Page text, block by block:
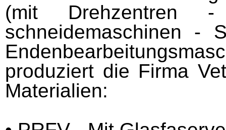
(mit Drehzentren -
schneidemaschinen -
produziert die Firma
Materialien: